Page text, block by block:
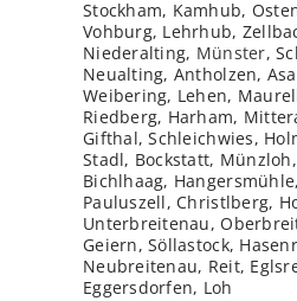
Stockham, Kamhub,
Vohburg, Lehrhub,
Niederalting, Münster,
Neualting, Antholzen,
Weibering, Lehen,
Riedberg, Harham,
Gifthal, Schleichwies,
Stadl, Bockstatt,
Bichlhaag,
Pauluszell, Christlberg,
Unterbreitenau,
Geiern, Söllastock,
Neubreitenau, Reit,
Eggersdorfen, Loh